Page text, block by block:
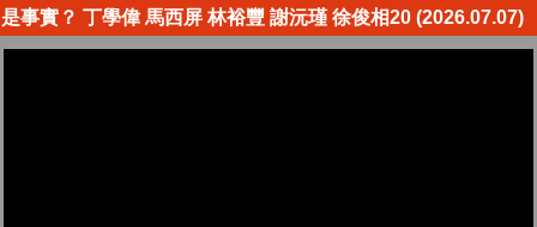
是事實？ 丁學偉 馬西屏 林裕豐 謝沅瑾 徐俊相20 (2026.07.07)